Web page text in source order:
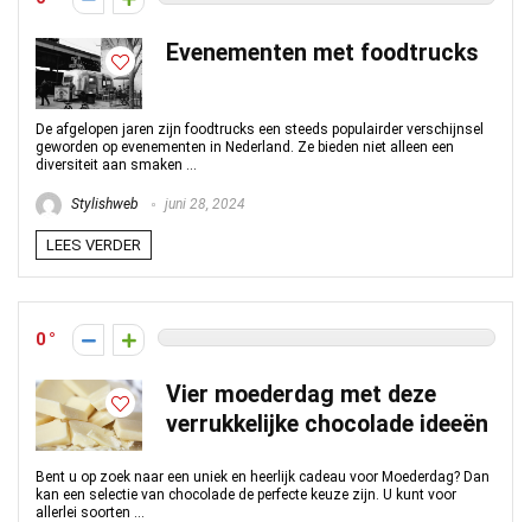
Evenementen met foodtrucks
De afgelopen jaren zijn foodtrucks een steeds populairder verschijnsel
geworden op evenementen in Nederland. Ze bieden niet alleen een
diversiteit aan smaken ...
Stylishweb juni 28, 2024
LEES VERDER
0
Vier moederdag met deze
verrukkelijke chocolade ideeën
Bent u op zoek naar een uniek en heerlijk cadeau voor Moederdag? Dan
kan een selectie van chocolade de perfecte keuze zijn. U kunt voor
allerlei soorten ...